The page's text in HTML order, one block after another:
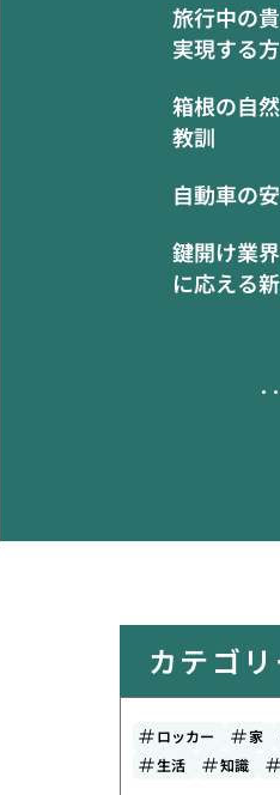
旅行中の
実現する
箱根の自
教訓
自動車の
鍵開け業
に応える
カテゴリ
ロッカー 家
生活
知識